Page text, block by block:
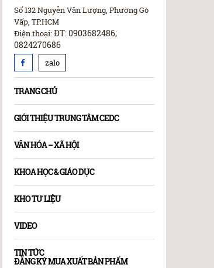
Số 132 Nguyễn Văn Lượng, Phường Gò
Vấp, TP.HCM
Điện thoại:ĐT: 0903682486;
0824270686
zalo
TRANG CHỦ
GIỚI THIỆU TRUNG TÂM CEDC
VĂN HÓA – XÃ HỘI
KHOA HỌC & GIÁO DỤC
KHO TƯ LIỆU
VIDEO
TIN TỨC
ĐĂNG KÝ MUA XUẤT BẢN PHẨM